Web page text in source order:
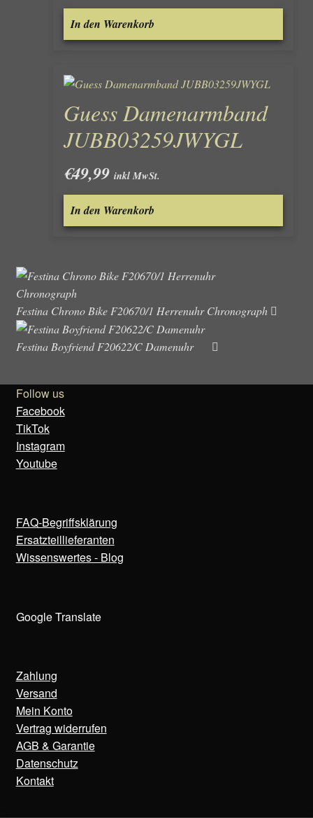
In den Warenkorb
Guess Damenarmband
JUBB03259JWYGL
€49,99 inkl MwSt.
In den Warenkorb
Festina Chrono Bike F20670/1 Herrenuhr Chronograph
Festina Boyfriend F20622/C Damenuhr
Follow us
Facebook
TikTok
Instagram
Youtube
FAQ-Begriffsklärung
Ersatzteillieferanten
Wissenswertes - Blog
Google Translate
Zahlung
Versand
Mein Konto
Vertrag widerrufen
AGB & Garantie
Datenschutz
Kontakt